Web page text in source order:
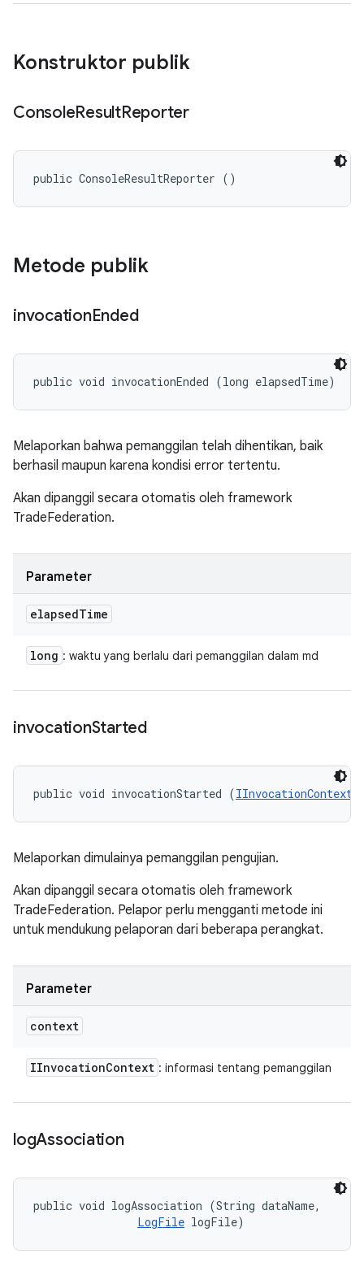
Konstruktor publik
ConsoleResultReporter
public ConsoleResultReporter ()
Metode publik
invocationEnded
public void invocationEnded (long elapsedTime)
Melaporkan bahwa pemanggilan telah dihentikan, baik
berhasil maupun karena kondisi error tertentu.
Akan dipanggil secara otomatis oleh framework
TradeFederation.
Parameter
elapsedTime
long : waktu yang berlalu dari pemanggilan dalam md
invocationStarted
public void invocationStarted (IInvocationContext
Melaporkan dimulainya pemanggilan pengujian.
Akan dipanggil secara otomatis oleh framework
TradeFederation. Pelapor perlu mengganti metode ini
untuk mendukung pelaporan dari beberapa perangkat.
Parameter
context
IInvocationContext : informasi tentang pemanggilan
logAssociation
public void logAssociation (String dataName,
LogFile logFile)